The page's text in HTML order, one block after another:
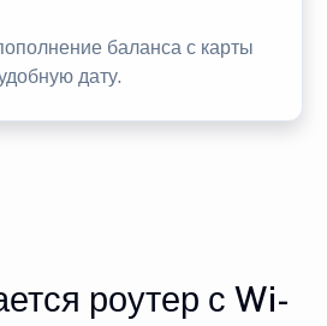
баланса с карты
дату.
роутер с Wi-